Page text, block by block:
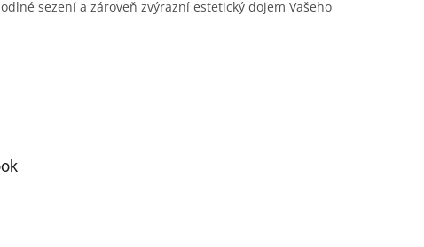
sezení a zároveň zvýrazní estetický dojem Vašeho